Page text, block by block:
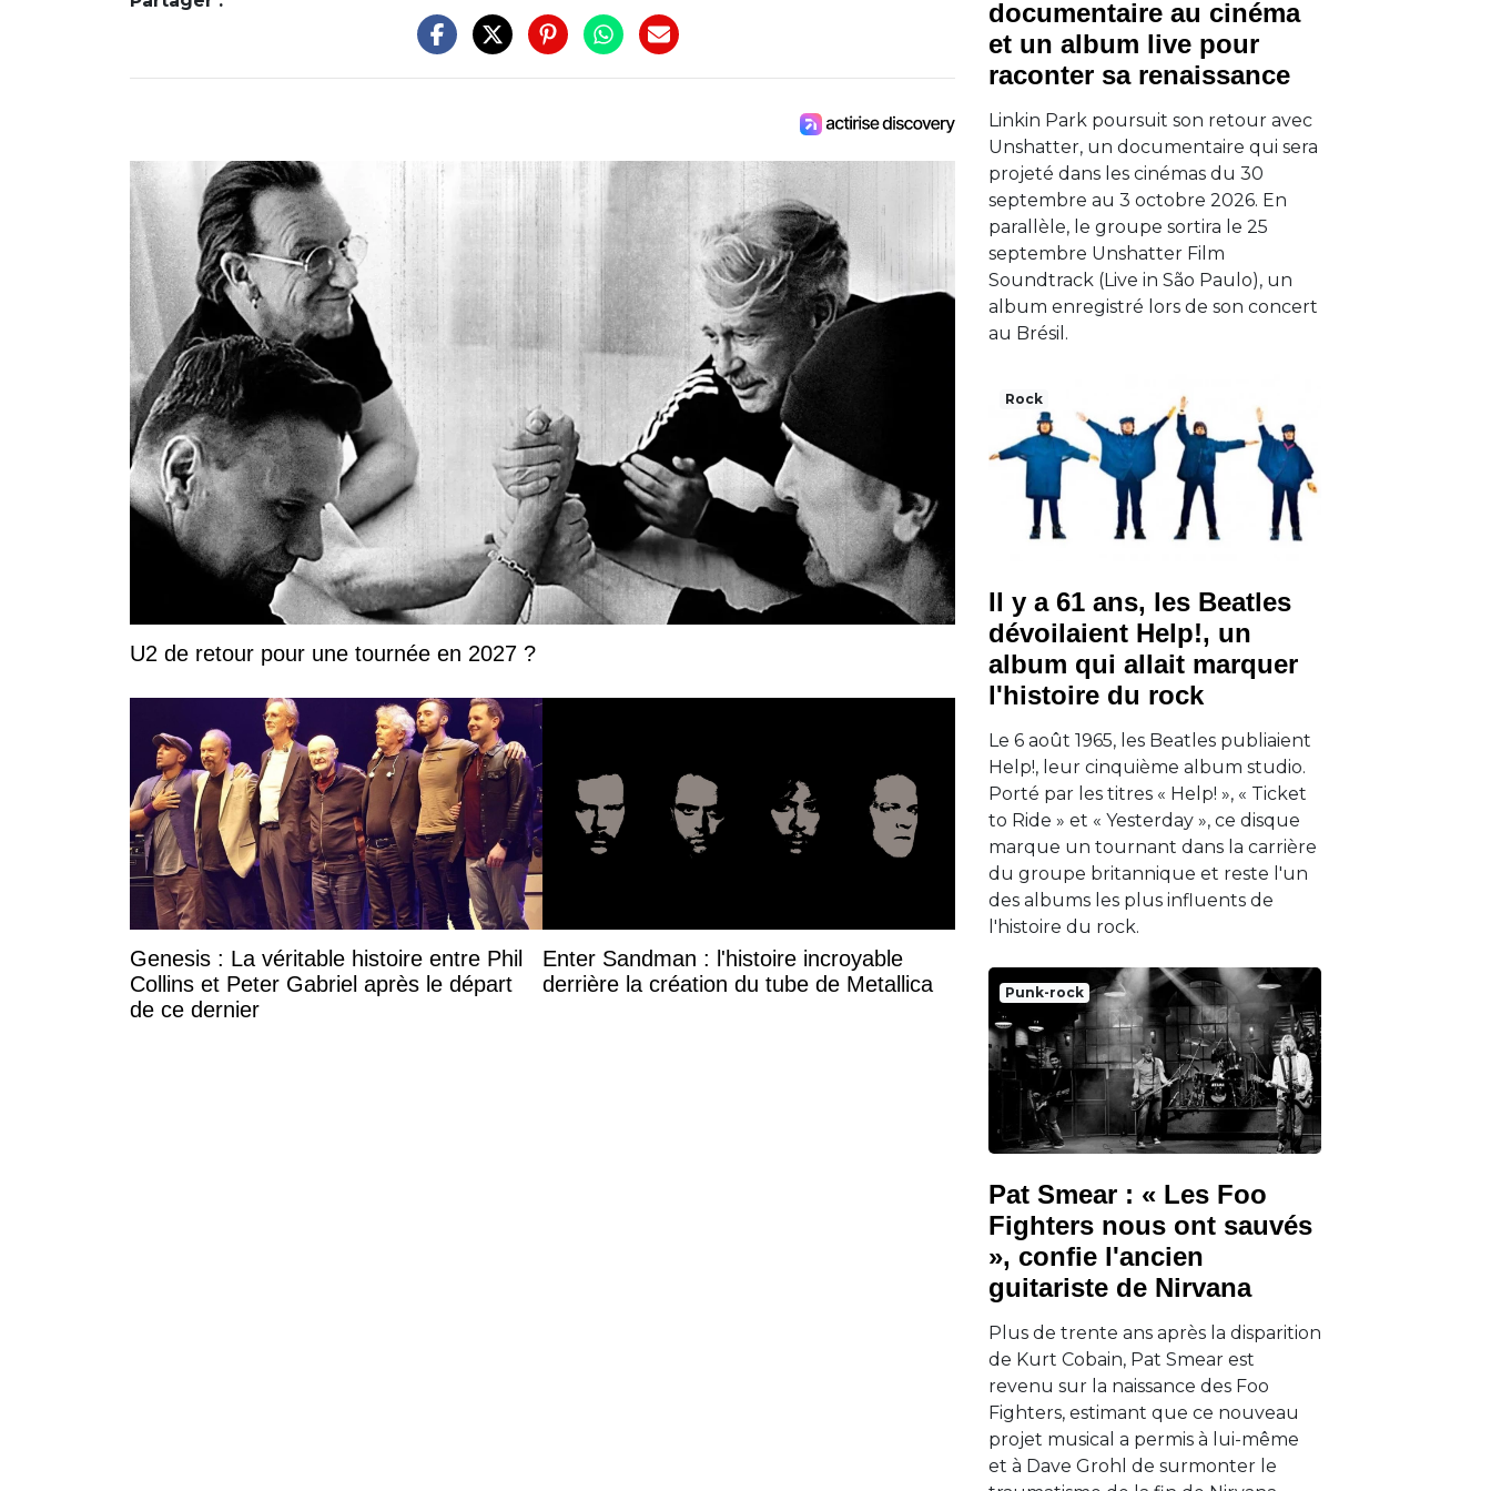
U2 de retour pour une tournée en 2027 ?
Genesis : La véritable histoire entre Phil
Collins et Peter Gabriel après le départ
de ce dernier
Enter Sandman : l'histoire incroyable
derrière la création du tube de Metallica
documentaire au cinéma
et un album live pour
raconter sa renaissance
Linkin Park poursuit son retour avec
Unshatter, un documentaire qui sera
projeté dans les cinémas du 30
septembre au 3 octobre 2026. En
parallèle, le groupe sortira le 25
septembre Unshatter Film
Soundtrack (Live in São Paulo), un
album enregistré lors de son concert
au Brésil.
Rock
Il y a 61 ans, les Beatles
dévoilaient Help!, un
album qui allait marquer
l'histoire du rock
Le 6 août 1965, les Beatles publiaient
Help!, leur cinquième album studio.
Porté par les titres « Help! », « Ticket
to Ride » et « Yesterday », ce disque
marque un tournant dans la carrière
du groupe britannique et reste l'un
des albums les plus influents de
l'histoire du rock.
Punk-rock
Pat Smear : « Les Foo
Fighters nous ont sauvés
», confie l'ancien
guitariste de Nirvana
Plus de trente ans après la disparition
de Kurt Cobain, Pat Smear est
revenu sur la naissance des Foo
Fighters, estimant que ce nouveau
projet musical a permis à lui-même
et à Dave Grohl de surmonter le